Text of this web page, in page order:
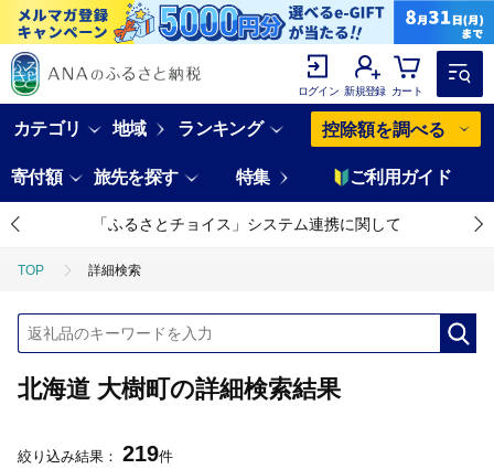
ログイン 新規登録 カート
カテゴリ 地域 ランキング 控除額を調べる
寄付額 旅先を探す 特集 ご利用ガイド
「ふるさとチョイス」システム連携に関して
TOP 詳細検索
北海道 大樹町の詳細検索結果
絞り込み結果： 219件